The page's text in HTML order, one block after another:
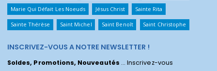
Marie Qui Défait Les Noeuds Jésus Christ Sainte Rita
Sainte Thérèse Saint Michel Saint Benoît Saint Christophe
INSCRIVEZ-VOUS A NOTRE NEWSLETTER !
Soldes, Promotions, Nouveautés ... Inscrivez-vous